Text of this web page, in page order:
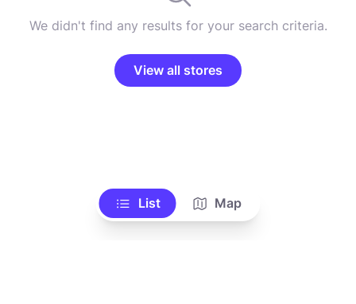
We didn't find any results for your search criteria.
View all stores
List Map